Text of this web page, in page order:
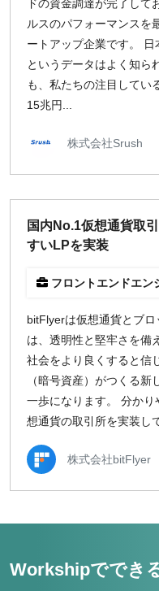
ドの資金調達が完了して
ルスのパフォーマンスを
ートアップ企業です。
というデータはよく知ら
も、私たちの注目してい
15兆円...
株式会社Srush
国内No.1仮想通貨取
すいLPを実装
フロントエンドエン
bitFlyerは仮想通貨とブ
は、透明性と堅牢さを備
社会をより良くすると信
（暗号資産）がつくる
一歩になります。 分か
想通貨の取引所を実装し
株式会社bitFlyer
Workshipででき